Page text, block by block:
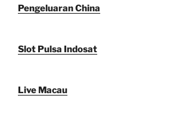
Pengeluaran China
Slot Pulsa Indosat
Live Macau